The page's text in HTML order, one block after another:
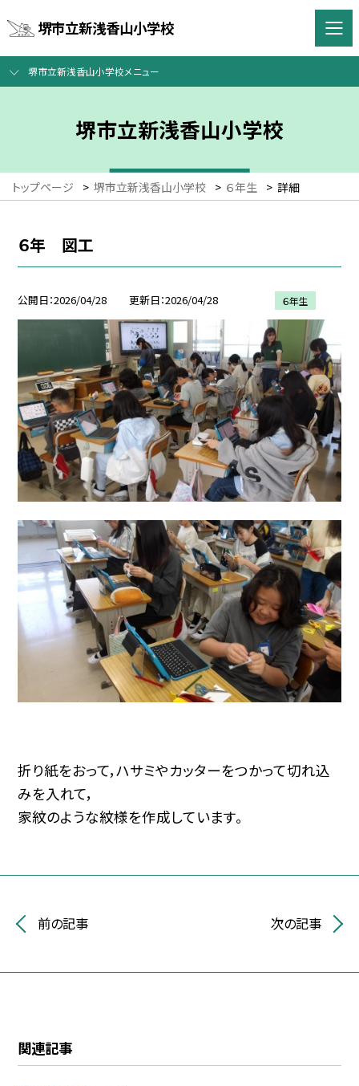
堺市立新浅香山小学校
堺市立新浅香山小学校メニュー
堺市立新浅香山小学校
トップページ > 堺市立新浅香山小学校 > ６年生 > 詳細
６年 図工
公開日 2026/04/28 更新日 2026/04/28 ６年生
折り紙をおって，ハサミやカッターをつかって切れ込
みを入れて，
家紋のような紋様を作成しています。
前の記事 次の記事
関連記事